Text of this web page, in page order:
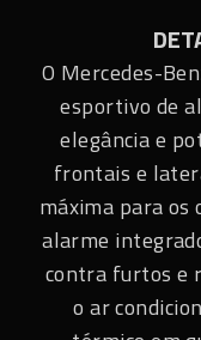
:Não
Piloto
O Mercedes-
esportivo de
elegância e
frontais e
máxima para os
alarme
contra furtos e
o ar